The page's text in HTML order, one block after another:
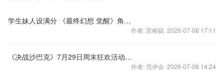
学生妹人设满分 《最终幻想 觉醒》角色美图曝光
作者: 宣榕妮 2026-07-08 17:11
《决战沙巴克》7月29日周末狂欢活动公告
作者: 范伊会 2026-07-08 14:24